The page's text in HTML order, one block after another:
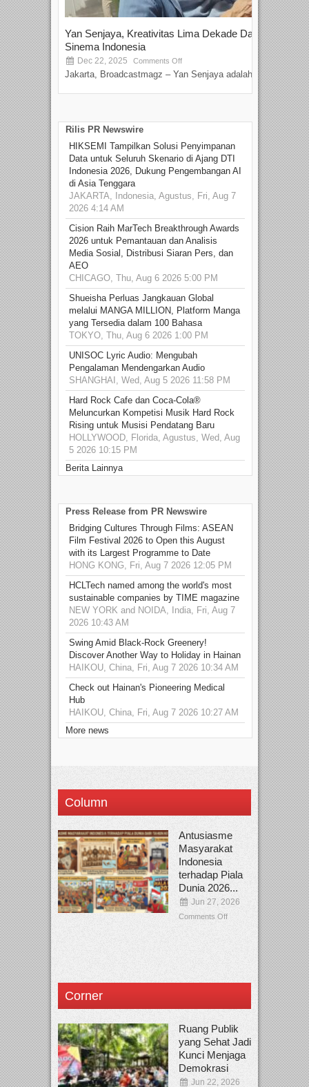
Yan Senjaya, Kreativitas Lima Dekade Dalam
Sinema Indonesia
Dec 22, 2025 Comments Off
Jakarta, Broadcastmagz – Yan Senjaya adalah...
Rilis PR Newswire
HIKSEMI Tampilkan Solusi Penyimpanan
Data untuk Seluruh Skenario di Ajang DTI
Indonesia 2026, Dukung Pengembangan AI
di Asia Tenggara
JAKARTA, Indonesia, Agustus, Fri, Aug 7
2026 4:14 AM
Cision Raih MarTech Breakthrough Awards
2026 untuk Pemantauan dan Analisis
Media Sosial, Distribusi Siaran Pers, dan
AEO
CHICAGO, Thu, Aug 6 2026 5:00 PM
Shueisha Perluas Jangkauan Global
melalui MANGA MILLION, Platform Manga
yang Tersedia dalam 100 Bahasa
TOKYO, Thu, Aug 6 2026 1:00 PM
UNISOC Lyric Audio: Mengubah
Pengalaman Mendengarkan Audio
SHANGHAI, Wed, Aug 5 2026 11:58 PM
Hard Rock Cafe dan Coca-Cola®
Meluncurkan Kompetisi Musik Hard Rock
Rising untuk Musisi Pendatang Baru
HOLLYWOOD, Florida, Agustus, Wed, Aug
5 2026 10:15 PM
Berita Lainnya
Press Release from PR Newswire
Bridging Cultures Through Films: ASEAN
Film Festival 2026 to Open this August
with its Largest Programme to Date
HONG KONG, Fri, Aug 7 2026 12:05 PM
HCLTech named among the world's most
sustainable companies by TIME magazine
NEW YORK and NOIDA, India, Fri, Aug 7
2026 10:43 AM
Swing Amid Black‑Rock Greenery!
Discover Another Way to Holiday in Hainan
HAIKOU, China, Fri, Aug 7 2026 10:34 AM
Check out Hainan's Pioneering Medical
Hub
HAIKOU, China, Fri, Aug 7 2026 10:27 AM
More news
Column
Antusiasme
Masyarakat
Indonesia
terhadap Piala
Dunia 2026...
Jun 27, 2026
Comments Off
Corner
Ruang Publik
yang Sehat Jadi
Kunci Menjaga
Demokrasi
Jun 22, 2026